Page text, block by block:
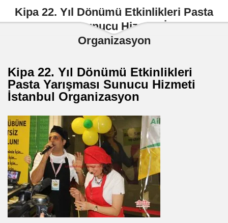
Kipa 22. Yıl Dönümü Etkinlikleri Pasta
Yarışması Sunucu Hizmeti İstanbul
Organizasyon
Kipa 22. Yıl Dönümü Etkinlikleri
Pasta Yarışması Sunucu Hizmeti
İstanbul Organizasyon